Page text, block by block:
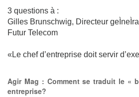
3 questions à :
Gilles Brunschwig, Directeur geÌneÌral
Futur Telecom
«Le chef d’entreprise doit servir
Agir Mag : Comment se traduit le «
entreprise?